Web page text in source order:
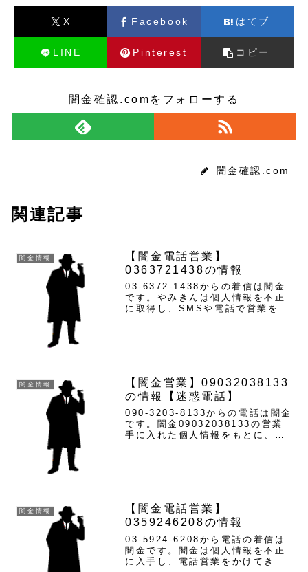
X Facebook はてブ
LINE Pinterest コピー
闇金確認.comをフォローする
闇金確認.com
関連記事
闇金情報
【闇金電話営業】
0363721438の情報
03-6372-1438からの着信は闇金
です。やみきんは個人情報を不正
に取得し、SMSや電話で営業をし
闇金情報
【闇金営業】09032038133
の情報【迷惑電話】
090-3203-8133からの電話は闇金
です。闇金09032038133の営業
手に入れた個人情報をもとに、融
闇金情報
【闇金電話営業】
0359246208の情報
03-5924-6208から電話の着信は
闇金です。闇金は個人情報を不正
に入手し、電話営業をかけてきま